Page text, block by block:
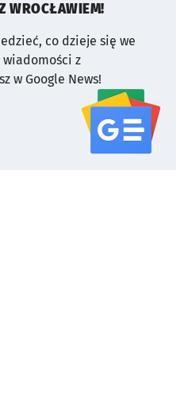
WROCŁAWIEM!
co dzieje się we
wiadomości z
w Google News!
serwisu